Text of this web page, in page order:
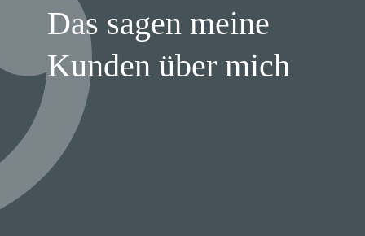
Das sagen meine
Kunden über mich